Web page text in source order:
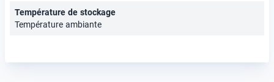
Température de stockage
Température ambiante